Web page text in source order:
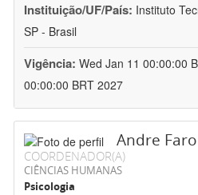
Instituição/UF/País: Instituto
SP - Brasil
Vigência: Wed Jan 11 00:00:00
00:00:00 BRT 2027
Andre
COORDENADOR(A)
CIÊNCIAS HUMANAS
Psicologia